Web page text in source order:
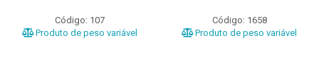
Código: 107
Produto de peso variável
Código: 1658
Produto de peso variável